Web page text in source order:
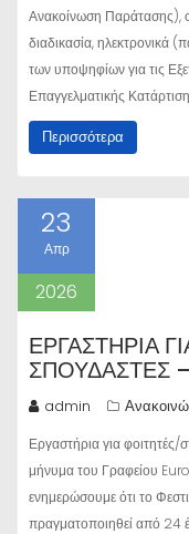
Ανακοίνωση Παράτασης),
διαδικασία, ηλεκτρονικά
των υποψηφίων για τις
Επαγγελματικής
Περισσότερα
23
Απρ
2026
ΕΡΓΑΣΤΉΡΙΑ
ΣΠΟΥΔΑΣΤΈΣ
admin
Εργαστήρια για
μήνυμα του Γραφείου
ενημερώσουμε ότι το
πραγματοποιηθεί από 24